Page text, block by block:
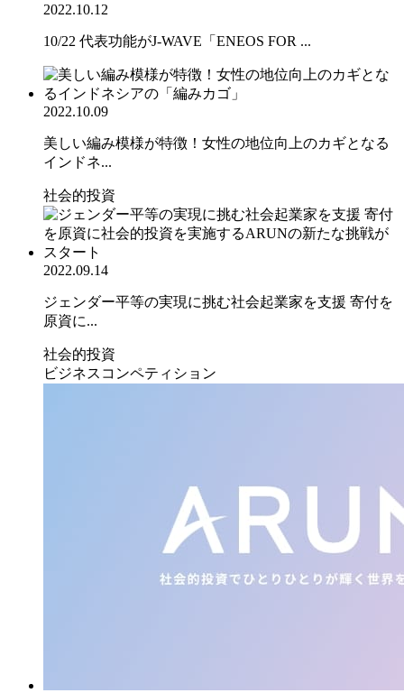
2022.10.12
10/22 代表功能がJ-WAVE「ENEOS FOR ...
2022.10.09
美しい編み模様が特徴！女性の地位向上のカギとなる
インドネ...
社会的投資
2022.09.14
ジェンダー平等の実現に挑む社会起業家を支援 寄付を
原資に...
社会的投資
ビジネスコンペティション